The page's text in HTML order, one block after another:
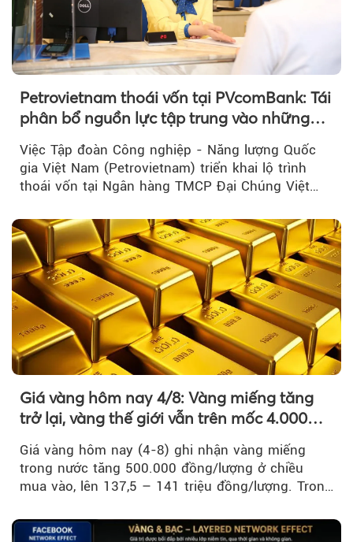
Petrovietnam thoái vốn tại PVcomBank: Tái
phân bổ nguồn lực tập trung vào những
Việc Tập đoàn Công nghiệp - Năng lượng Quốc
gia Việt Nam (Petrovietnam) triển khai lộ trình
thoái vốn tại Ngân hàng TMCP Đại Chúng Việt
Giá vàng hôm nay 4/8: Vàng miếng tăng
trở lại, vàng thế giới vẫn trên mốc 4.000
Giá vàng hôm nay (4-8) ghi nhận vàng miếng
trong nước tăng 500.000 đồng/lượng ở chiều
mua vào, lên 137,5 – 141 triệu đồng/lượng. Trong
trì trên ngưỡng 4.000 USD/ounce.